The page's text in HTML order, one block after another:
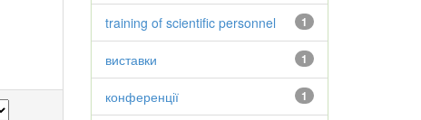
1
training of scientific personnel
1
виставки
1
конференції